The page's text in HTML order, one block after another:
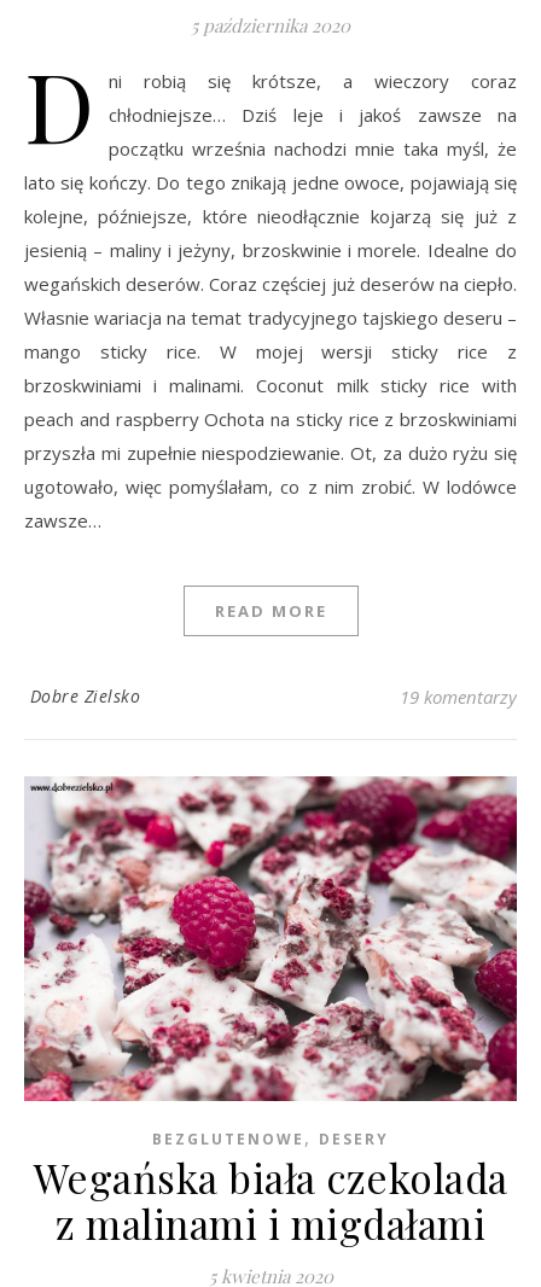
5 października 2020
D
ni robią się krótsze, a wieczory coraz
chłodniejsze… Dziś leje i jakoś zawsze na
początku września nachodzi mnie taka myśl, że
lato się kończy. Do tego znikają jedne owoce, pojawiają się
kolejne, późniejsze, które nieodłącznie kojarzą się już z
jesienią – maliny i jeżyny, brzoskwinie i morele. Idealne do
wegańskich deserów. Coraz częściej już deserów na ciepło.
Własnie wariacja na temat tradycyjnego tajskiego deseru –
mango sticky rice. W mojej wersji sticky rice z
brzoskwiniami i malinami. Coconut milk sticky rice with
peach and raspberry Ochota na sticky rice z brzoskwiniami
przyszła mi zupełnie niespodziewanie. Ot, za dużo ryżu się
ugotowało, więc pomyślałam, co z nim zrobić. W lodówce
zawsze…
READ MORE
Dobre Zielsko 19 komentarzy
BEZGLUTENOWE , DESERY
Wegańska biała czekolada
z malinami i migdałami
5 kwietnia 2020